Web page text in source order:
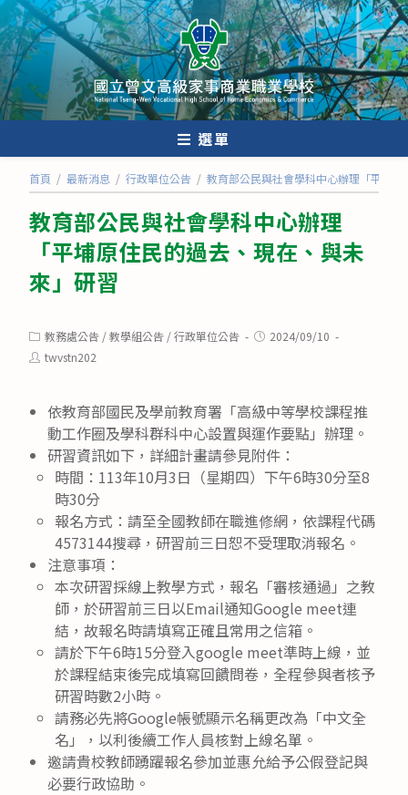
跳
轉
至
主
要
內
選單
首頁 / 最新消息 / 行政單位公告 / 教育部公民與社會學科中心辦理「平埔
教育部公民與社會學科中心辦理
「平埔原住民的過去、現在、與未
來」研習
Post
category:
教務處公告 /教學組公告 /行政單位公告
Post2024/09/10
Posttwvstn202
依教育部國民及學前教育署「高級中等學校課程推
動工作圈及學科群科中心設置與運作要點」辦理。
研習資訊如下，詳細計畫請參見附件：
時間：113年10月3日（星期四）下午6時30分至8
時30分
報名方式：請至全國教師在職進修網，依課程代碼
4573144搜尋，研習前三日恕不受理取消報名。
注意事項：
本次研習採線上教學方式，報名「審核通過」之教
師，於研習前三日以Email通知Google meet連
結，故報名時請填寫正確且常用之信箱。
請於下午6時15分登入google meet準時上線，並
於課程結束後完成填寫回饋問卷，全程參與者核予
研習時數2小時。
請務必先將Google帳號顯示名稱更改為「中文全
名」，以利後續工作人員核對上線名單。
邀請貴校教師踴躍報名參加並惠允給予公假登記與
必要行政協助。